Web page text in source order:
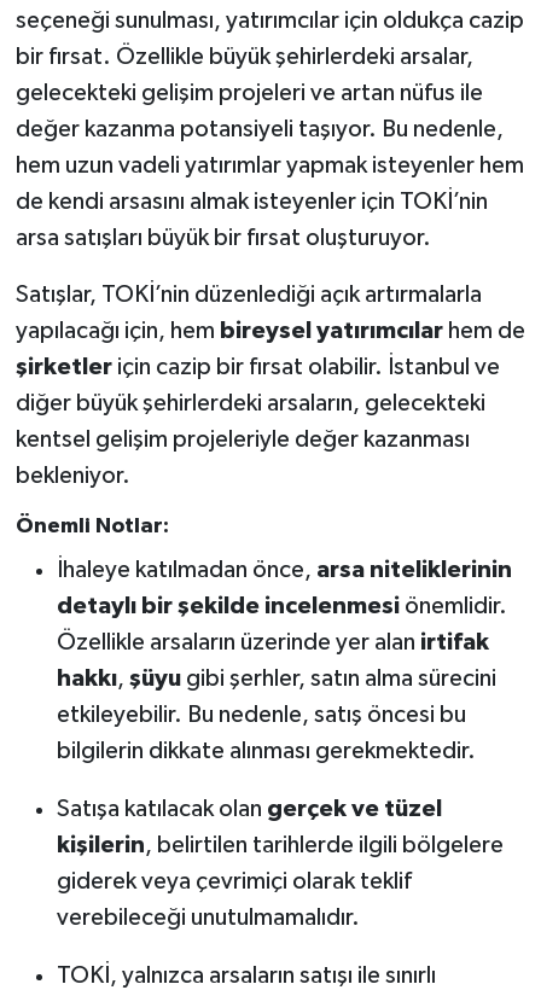
seçeneği sunulması, yatırımcılar için oldukça cazip
bir fırsat. Özellikle büyük şehirlerdeki arsalar,
gelecekteki gelişim projeleri ve artan nüfus ile
değer kazanma potansiyeli taşıyor. Bu nedenle,
hem uzun vadeli yatırımlar yapmak isteyenler hem
de kendi arsasını almak isteyenler için TOKİ’nin
arsa satışları büyük bir fırsat oluşturuyor.
Satışlar, TOKİ’nin düzenlediği açık artırmalarla
yapılacağı için, hem bireysel yatırımcılarhem de
şirketleriçin cazip bir fırsat olabilir. İstanbul ve
diğer büyük şehirlerdeki arsaların, gelecekteki
kentsel gelişim projeleriyle değer kazanması
bekleniyor.
Önemli Notlar:
İhaleye katılmadan önce, arsa niteliklerinin
detaylı bir şekilde incelenmesiönemlidir.
Özellikle arsaların üzerinde yer alan irtifak
hakkı, şüyugibi şerhler, satın alma sürecini
etkileyebilir. Bu nedenle, satış öncesi bu
bilgilerin dikkate alınması gerekmektedir.
Satışa katılacak olan gerçek ve tüzel
kişilerin, belirtilen tarihlerde ilgili bölgelere
giderek veya çevrimiçi olarak teklif
verebileceği unutulmamalıdır.
TOKİ, yalnızca arsaların satışı ile sınırlı